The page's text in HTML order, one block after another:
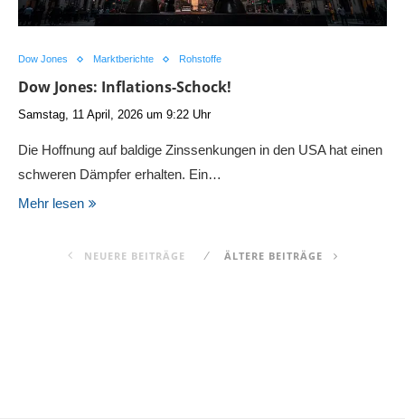
Dow Jones Marktberichte Rohstoffe
Dow Jones: Inflations-Schock!
Samstag, 11 April, 2026 um 9:22 Uhr
Die Hoffnung auf baldige Zinssenkungen in den USA hat einen
schweren Dämpfer erhalten. Ein…
Mehr lesen
NEUERE BEITRÄGE ÄLTERE BEITRÄGE